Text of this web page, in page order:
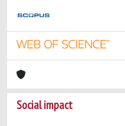
Social impact